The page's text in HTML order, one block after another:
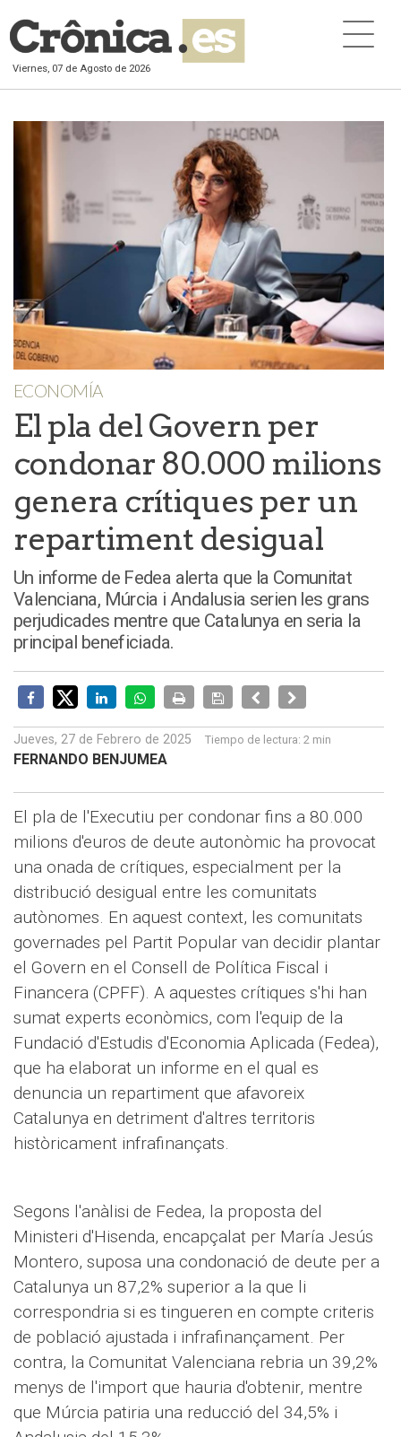
Viernes, 07 de Agosto de 2026
ECONOMÍA
El pla del Govern per
condonar 80.000 milions
genera crítiques per un
repartiment desigual
Un informe de Fedea alerta que la Comunitat
Valenciana, Múrcia i Andalusia serien les grans
perjudicades mentre que Catalunya en seria la
principal beneficiada.
Jueves, 27 de Febrero de 2025 Tiempo de lectura: 2 min
FERNANDO BENJUMEA
El pla de l'Executiu per condonar fins a 80.000
milions d'euros de deute autonòmic ha provocat
una onada de crítiques, especialment per la
distribució desigual entre les comunitats
autònomes. En aquest context, les comunitats
governades pel Partit Popular van decidir plantar
el Govern en el Consell de Política Fiscal i
Financera (CPFF). A aquestes crítiques s'hi han
sumat experts econòmics, com l'equip de la
Fundació d'Estudis d'Economia Aplicada (Fedea),
que ha elaborat un informe en el qual es
denuncia un repartiment que afavoreix
Catalunya en detriment d'altres territoris
històricament infrafinançats.
Segons l'anàlisi de Fedea, la proposta del
Ministeri d'Hisenda, encapçalat per María Jesús
Montero, suposa una condonació de deute per a
Catalunya un 87,2% superior a la que li
correspondria si es tingueren en compte criteris
de població ajustada i infrafinançament. Per
contra, la Comunitat Valenciana rebria un 39,2%
menys de l'import que hauria d'obtenir, mentre
que Múrcia patiria una reducció del 34,5% i